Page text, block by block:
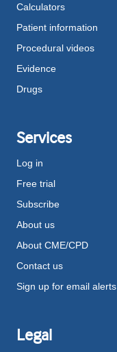
Calculators
Patient information
Procedural videos
Evidence
Drugs
Services
Log in
Free trial
Subscribe
About us
About CME/CPD
Contact us
Sign up for email alerts
Legal